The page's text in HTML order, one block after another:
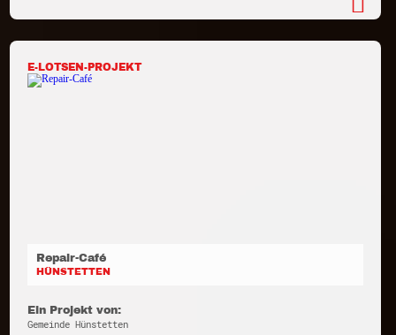
E-LOTSEN-PROJEKT
Repair-Café
HÜNSTETTEN
Ein Projekt von:
Gemeinde Hünstetten